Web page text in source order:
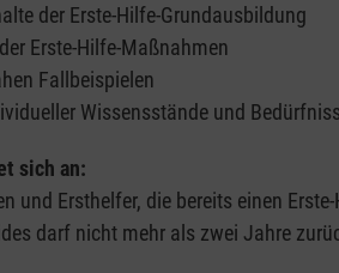
der Erste-Hilfe-Grundausbildung
Erste-Hilfe-Maßnahmen
Fallbeispielen
Wissensstände und
sich an:
und Ersthelfer, die bereits einen
darf nicht mehr als zwei Jahre